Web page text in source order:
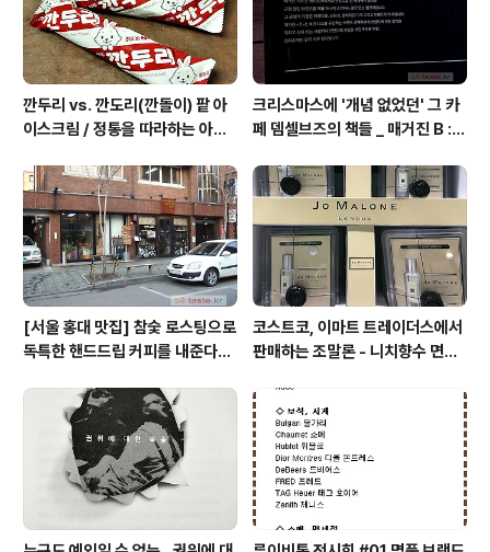
깐두리 vs. 깐도리(깐돌이) 팥 아
이스크림 / 정통을 따라하는 아류
스크림
크리스마스에 '개념 없었던' 그 카
페 뎀셀브즈의 책들 _ 매거진 B :
커피
[서울 홍대 맛집] 참숯 로스팅으로
독특한 핸드드립 커피를 내준다는
코스트코, 이마트 트레이더스에서
판매하는 조말론 - 니치향수 면세